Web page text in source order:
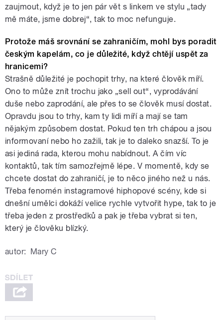
zaujmout, když je to jen pár vět s linkem ve stylu „tady
mě máte, jsme dobrej“, tak to moc nefunguje.
Protože máš srovnání se zahraničím, mohl bys poradit
českým kapelám, co je důležité, když chtějí uspět za
hranicemi?
Strašně důležité je pochopit trhy, na které člověk míří.
Ono to může znít trochu jako „sell out“, vyprodávání
duše nebo zaprodání, ale přes to se člověk musí dostat.
Opravdu jsou to trhy, kam ty lidi míří a mají se tam
nějakým způsobem dostat. Pokud ten trh chápou a jsou
informovaní nebo ho zažili, tak je to daleko snazší. To je
asi jediná rada, kterou mohu nabídnout. A čím víc
kontaktů, tak tím samozřejmě lépe. V momentě, kdy se
chcete dostat do zahraničí, je to něco jiného než u nás.
Třeba fenomén instagramové hiphopové scény, kde si
dnešní umělci dokáží velice rychle vytvořit hype, tak to je
třeba jeden z prostředků a pak je třeba vybrat si ten,
který je člověku blízký.
autor: Mary C